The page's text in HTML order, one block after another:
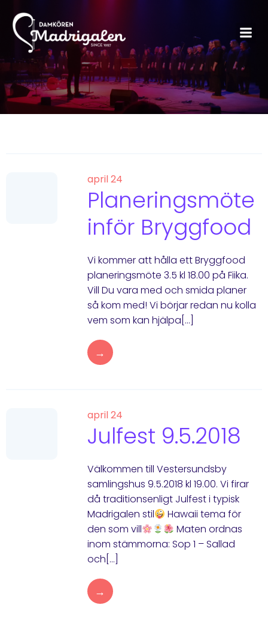
april 24
Planeringsmöte
inför Bryggfood
Vi kommer att hålla ett Bryggfood
planeringsmöte 3.5 kl 18.00 på Fiika.
Vill Du vara med och smida planer
så kom med! Vi börjar redan nu kolla
vem som kan hjälpa[…]
→
april 24
Julfest 9.5.2018
Välkommen till Vestersundsby
samlingshus 9.5.2018 kl 19.00. Vi firar
då traditionsenligt Julfest i typisk
Madrigalen stil
Hawaii tema för
den som vill
Maten ordnas
inom stämmorna: Sop 1 – Sallad
och[…]
→